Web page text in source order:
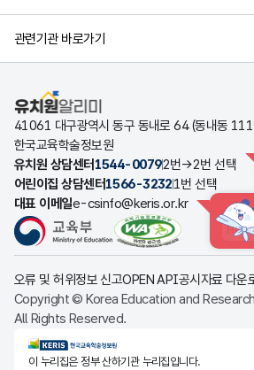
관련기관 바로가기
유치원알리미
41061 대구광역시 동구 동내로 64 (동내동
한국교육학술정보원
유치원 상담센터 1544-00792번→2번 선택
어린이집 상담센터1566-32321번 선택
대표 이메일e-csinfo@keris.or.kr
HINT
오류 및 허위정보 신고OPEN API공시자료 다운
Copyright © Korea Education and
All Rights Reserved.
KERIS한국교육학술정보원
이 누리집은 정부 산하기관 누리집입니다.